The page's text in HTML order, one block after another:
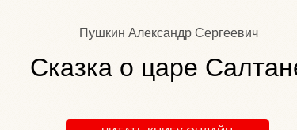
Пушкин Александр Сергеевич
Сказка о царе